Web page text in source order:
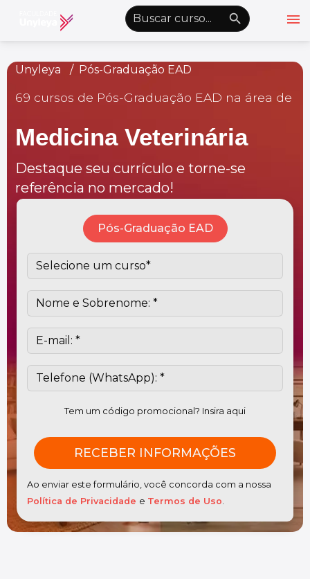
menu
Graduação EAD
Pós-Graduação EAD
Conheça a Unyleyakeyboard_arrow_down
Alianças Acadêmicas
Convênios
keyboard_arrow_down
UnyVantagens
person Área do Aluno schoolQuero ser Aluno
Unyleya Pós-Graduação EAD
69 cursos de Pós-Graduação EAD na área de
Medicina Veterinária
Destaque seu currículo e torne-se
referência no mercado!
Pós-Graduação EAD
Tem um código promocional? Insira aqui
Ao enviar este formulário, você concorda com a nossa
Política de Privacidade e Termos de Uso.